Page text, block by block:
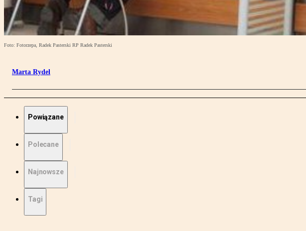
Foto: Fotorzepa, Radek Pasterski RP Radek Pasterski
Marta Rydel
Powiązane
Polecane
Najnowsze
Tagi